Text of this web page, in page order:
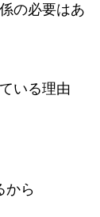
の必要はあ
いる理由
から